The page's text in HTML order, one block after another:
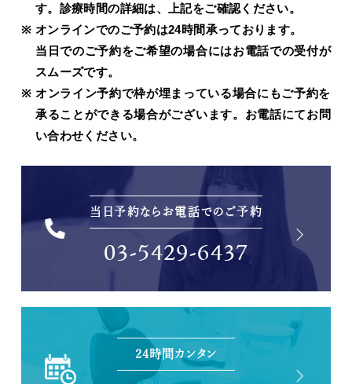
す。診療時間の詳細は、上記をご確認ください。
オンラインでのご予約は24時間承っております。
当日でのご予約をご希望の場合にはお電話での受付が
スムーズです。
オンライン予約で枠が埋まっている場合にもご予約を
承ることができる場合がございます。お電話にてお問
い合わせください。
当日予約ならお電話でのご予約
03-5429-6437
24時間カンタン